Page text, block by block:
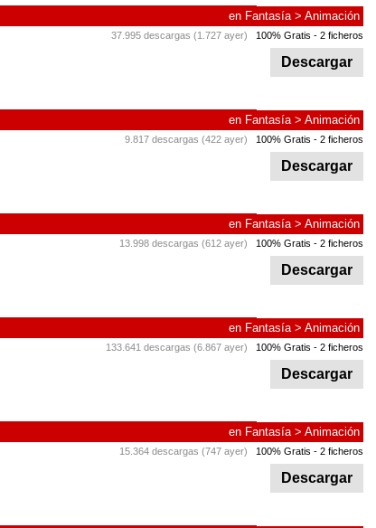
en Fantasía> Animación
37.995 descargas (1.727 ayer) 100% Gratis - 2 ficheros
Descargar
en Fantasía> Animación
9.817 descargas (422 ayer) 100% Gratis - 2 ficheros
Descargar
en Fantasía> Animación
13.998 descargas (612 ayer) 100% Gratis - 2 ficheros
Descargar
en Fantasía> Animación
133.641 descargas (6.867 ayer) 100% Gratis - 2 ficheros
Descargar
en Fantasía> Animación
15.364 descargas (747 ayer) 100% Gratis - 2 ficheros
Descargar